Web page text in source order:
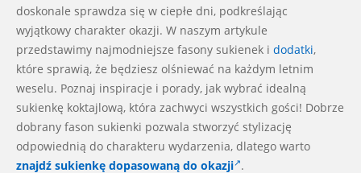
doskonale sprawdza się w ciepłe dni, podkreślając
wyjątkowy charakter okazji. W naszym artykule
przedstawimy najmodniejsze fasony sukienek i dodatki,
które sprawią, że będziesz olśniewać na każdym letnim
weselu. Poznaj inspiracje i porady, jak wybrać idealną
sukienkę koktajlową, która zachwyci wszystkich gości! Dobrze
dobrany fason sukienki pozwala stworzyć stylizację
odpowiednią do charakteru wydarzenia, dlatego warto
znajdź sukienkę dopasowaną do okazji .